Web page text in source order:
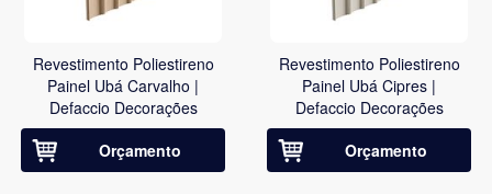
Revestimento Poliestireno
Painel Ubá Carvalho |
Defaccio Decorações
Orçamento
Revestimento Poliestireno
Painel Ubá Cipres |
Defaccio Decorações
Orçamento